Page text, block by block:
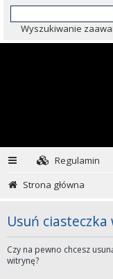
Wyszukiwanie
Regulamin
Strona główna
Usuń
Czy na pewno chcesz
witrynę?